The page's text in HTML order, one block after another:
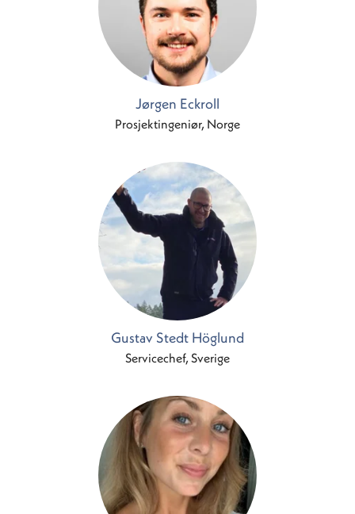
Jørgen Eckroll
Prosjektingeniør, Norge
Gustav Stedt Höglund
Servicechef, Sverige